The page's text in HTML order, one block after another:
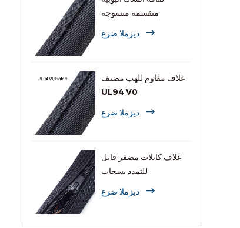
منقسمة منسوجة
ديزملا ضرع
غلاف مقاوم للهب مصنف
UL94 V0
ديزملا ضرع
غلاف كابلات مضفر قابل
للتمدد بسحاب
ديزملا ضرع